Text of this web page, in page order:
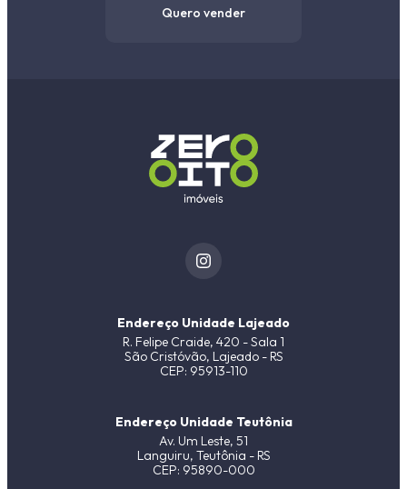
Quero vender
Endereço Unidade Lajeado
R. Felipe Craide, 420 - Sala 1
São Cristóvão, Lajeado - RS
CEP: 95913-110
Endereço Unidade Teutônia
Av. Um Leste, 51
Languiru, Teutônia - RS
CEP: 95890-000